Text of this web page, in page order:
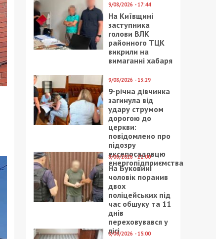
9/08/2026 - 17:44
На Київщині
заступника
голови ВЛК
районного ТЦК
викрили на
вимаганні хабаря
9/08/2026 - 13:29
9-річна дівчинка
загинула від
удару струмом
дорогою до
церкви:
повідомлено про
підозру
ексепосадовцю
енергопідприємства
8/08/2026 - 21:00
На Буковині
чоловік поранив
двох
поліцейських під
час обшуку та 11
днів
переховувався у
лісі
8/08/2026 - 15:00